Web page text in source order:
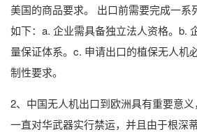
美国的商品要求。 出口前需要完成一系
如下：a. 企业需具备独立法人资格。b.
量保证体系。c. 申请出口的植保无人机
制性要求。
2、中国无人机出口到欧洲具有重要意
一直对华武器实行禁运，并且由于根深